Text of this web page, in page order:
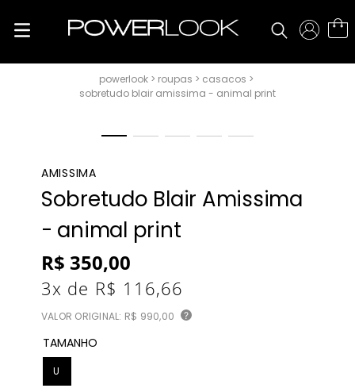
roupas
casacos
sobretudo blair amissima - animal print
AMISSIMA
Sobretudo Blair Amissima
- animal print
R$ 350,00
3x de R$ 116,66
VALOR ORIGINAL: R$ 990,00 ?
TAMANHO
U